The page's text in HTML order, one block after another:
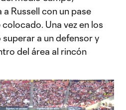
Russell con un pase
Una vez en los
superar a un defensor y
del área al rincón